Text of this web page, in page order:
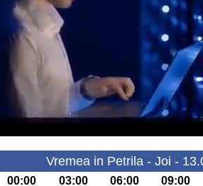
Vremea in Petrila - Joi -
00:00 03:00 06:00 09:00